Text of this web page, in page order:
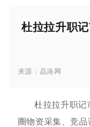
杜拉拉升职
来源： 晶洛网
杜拉拉升职记
圈物资采集、竞